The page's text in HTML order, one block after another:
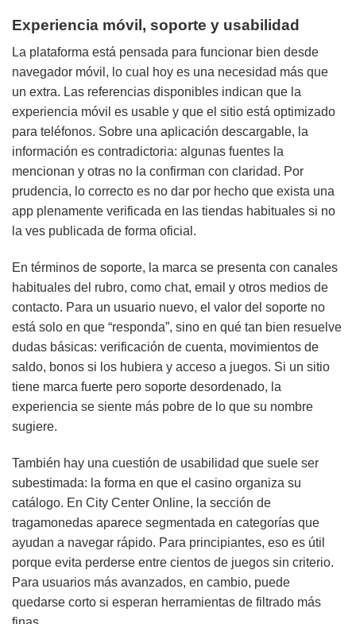
Experiencia móvil, soporte y usabilidad
La plataforma está pensada para funcionar bien desde
navegador móvil, lo cual hoy es una necesidad más que
un extra. Las referencias disponibles indican que la
experiencia móvil es usable y que el sitio está optimizado
para teléfonos. Sobre una aplicación descargable, la
información es contradictoria: algunas fuentes la
mencionan y otras no la confirman con claridad. Por
prudencia, lo correcto es no dar por hecho que exista una
app plenamente verificada en las tiendas habituales si no
la ves publicada de forma oficial.
En términos de soporte, la marca se presenta con canales
habituales del rubro, como chat, email y otros medios de
contacto. Para un usuario nuevo, el valor del soporte no
está solo en que “responda”, sino en qué tan bien resuelve
dudas básicas: verificación de cuenta, movimientos de
saldo, bonos si los hubiera y acceso a juegos. Si un sitio
tiene marca fuerte pero soporte desordenado, la
experiencia se siente más pobre de lo que su nombre
sugiere.
También hay una cuestión de usabilidad que suele ser
subestimada: la forma en que el casino organiza su
catálogo. En City Center Online, la sección de
tragamonedas aparece segmentada en categorías que
ayudan a navegar rápido. Para principiantes, eso es útil
porque evita perderse entre cientos de juegos sin criterio.
Para usuarios más avanzados, en cambio, puede
quedarse corto si esperan herramientas de filtrado más